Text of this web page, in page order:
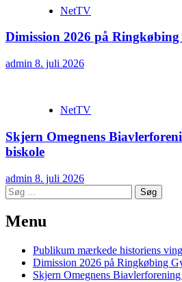
NetTV
Dimission 2026 på
admin 8. juli 2026
NetTV
Skjern Omegnens
biskole
admin 8. juli 2026
Søg
efter:
Menu
Publikum mærkede historiens
Dimission 2026 på Ringkøbing
Skjern Omegnens